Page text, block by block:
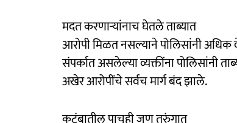
मदत करणाऱ्यांनाच घेतले ताब्यात
आरोपी मिळत नसल्याने पोलिसांनी अधिक
संपर्कात असलेल्या व्यक्तींना पोलिसांनी
अखेर आरोपींचे सर्वच मार्ग बंद झाले.